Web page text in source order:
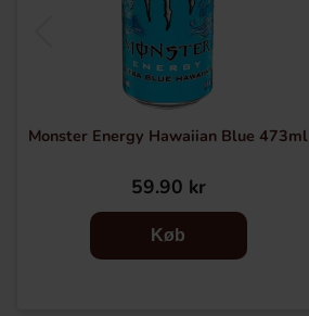
Monster Energy Hawaiian Blue 473ml
59.90 kr
Køb